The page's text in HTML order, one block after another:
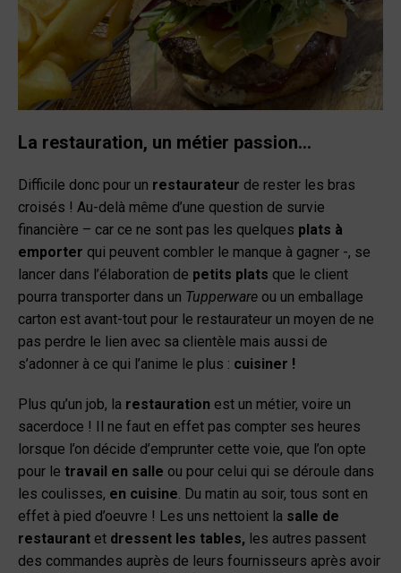
La restauration, un métier passion…
Difficile donc pour un restaurateur de rester les bras
croisés ! Au-delà même d’une question de survie
financière – car ce ne sont pas les quelques plats à
emporter qui peuvent combler le manque à gagner -, se
lancer dans l’élaboration de petits plats que le client
pourra transporter dans un Tupperware ou un emballage
carton est avant-tout pour le restaurateur un moyen de ne
pas perdre le lien avec sa clientèle mais aussi de
s’adonner à ce qui l’anime le plus : cuisiner !
Plus qu’un job, la restauration est un métier, voire un
sacerdoce ! Il ne faut en effet pas compter ses heures
lorsque l’on décide d’emprunter cette voie, que l’on opte
pour le travail en salle ou pour celui qui se déroule dans
les coulisses, en cuisine . Du matin au soir, tous sont en
effet à pied d’oeuvre ! Les uns nettoient la salle de
restaurant et dressent les tables, les autres passent
des commandes auprès de leurs fournisseurs après avoir